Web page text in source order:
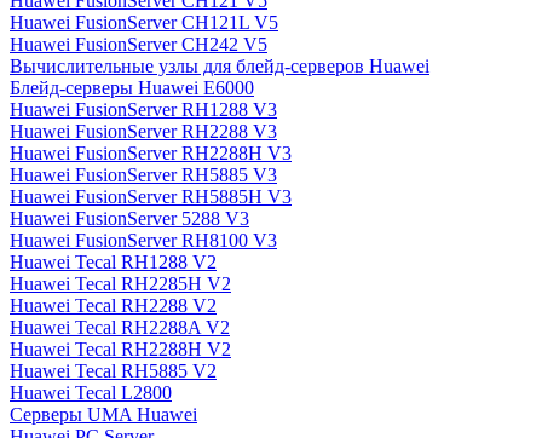
Huawei FusionServer CH121L V5
Huawei FusionServer CH242 V5
Вычислительные узлы для блейд-серверов Huawei
Блейд-серверы Huawei E6000
Huawei FusionServer RH1288 V3
Huawei FusionServer RH2288 V3
Huawei FusionServer RH2288H V3
Huawei FusionServer RH5885 V3
Huawei FusionServer RH5885H V3
Huawei FusionServer 5288 V3
Huawei FusionServer RH8100 V3
Huawei Tecal RH1288 V2
Huawei Tecal RH2285H V2
Huawei Tecal RH2288 V2
Huawei Tecal RH2288A V2
Huawei Tecal RH2288H V2
Huawei Tecal RH5885 V2
Huawei Tecal L2800
Серверы UMA Huawei